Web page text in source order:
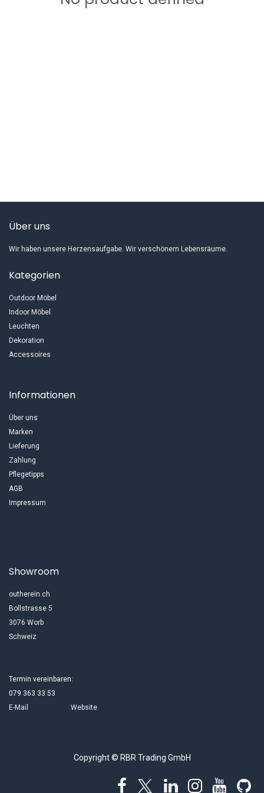
Über uns
Wir haben unsere Herzensaufgabe. Wir verschönern Lebensräume.
Kategorien
Outdoor Möbel
Indoor Möbel
Leuchten
Dekoration
Accessoires
Informationen
Über uns
Marken
Lieferung
Zahlung
Pflegetipps
AGB
Impressum
Showroom
outherein.ch
Bollstrasse 5
3076 Worb
Schweiz
Termin vereinbaren:
079 363 33 53
E-Mail Website
Copyright © RBR Trading GmbH